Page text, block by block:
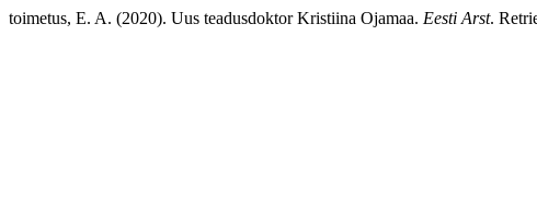
toimetus, E. A. (2020). Uus teadusdoktor Kristiina Ojamaa. Eesti Arst.